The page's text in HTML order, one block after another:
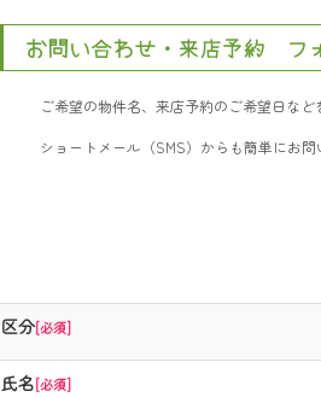
お問い合わせ・来店予約 フ
ご希望の物件名、来店予約のご希望日など
ショートメール（SMS）からも簡単にお問
区分[必須]
氏名[必須]